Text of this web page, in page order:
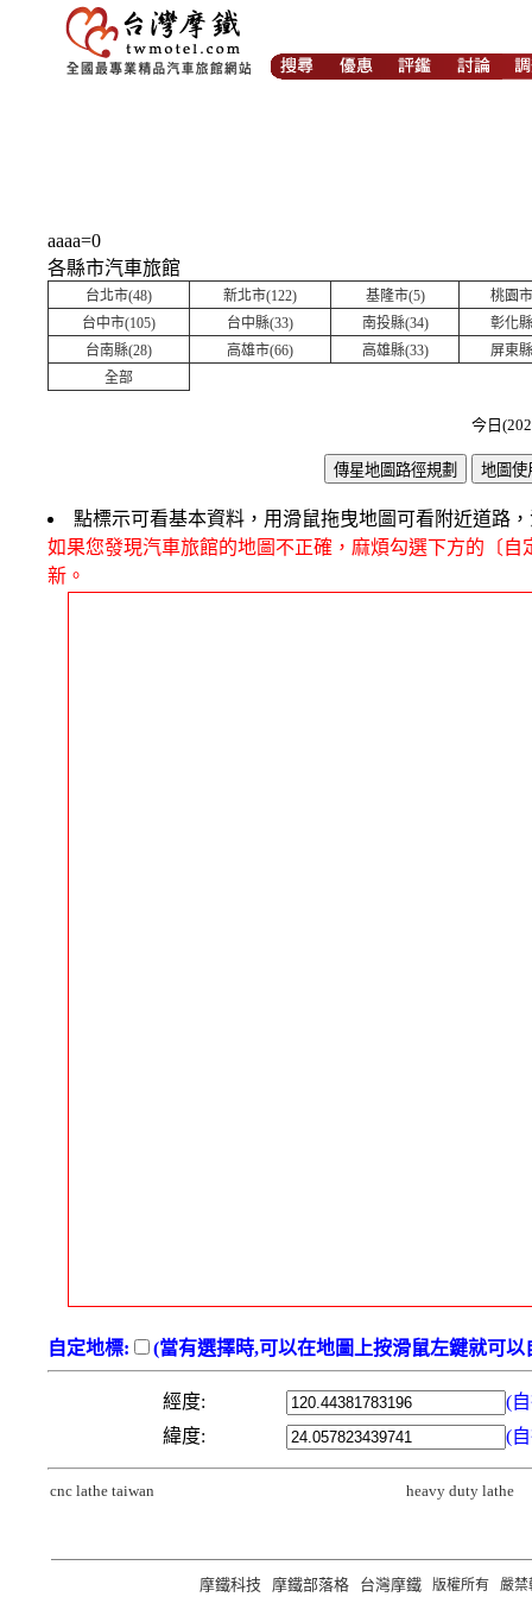
aaaa=0
各縣市汽車旅館
台北市(48) 新北市(122) 基隆市(5)
桃園
台中市(105)
台中縣(33) 南投縣(34)
彰化
台南縣(28)
高雄市(66) 高雄縣(33)
屏東
全部
今日
點標示可看基本資料，用滑鼠拖曳地圖可看附近道路
如果您發現汽車旅館的地圖不正確，麻煩勾選下方的〔
新。
自定地標: (當有選擇時,可以在地圖上按滑鼠左鍵就可
經度:
(
緯度:
(
cnc lathe taiwan heavy duty lathe
摩鐵科技 摩鐵部落格 台灣摩鐵版權所有 嚴禁